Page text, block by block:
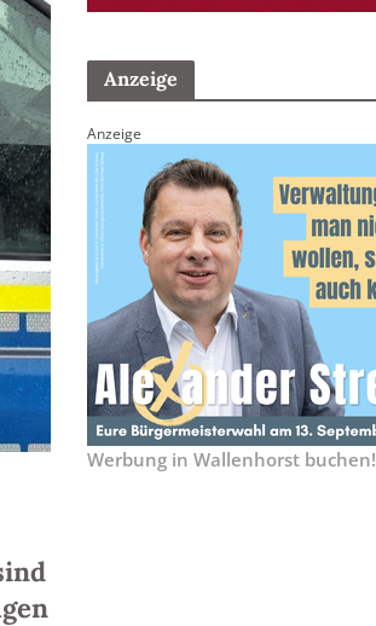
Anzeige
Anzeige
Werbung in Wallenhorst buchen!